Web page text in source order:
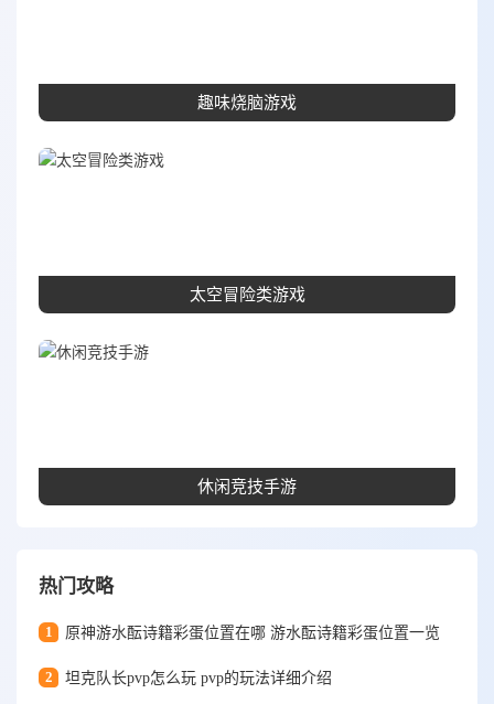
趣味烧脑游戏
太空冒险类游戏
休闲竞技手游
热门攻略
1 原神游水酝诗籍彩蛋位置在哪 游水酝诗籍彩蛋位置一览
2 坦克队长pvp怎么玩 pvp的玩法详细介绍